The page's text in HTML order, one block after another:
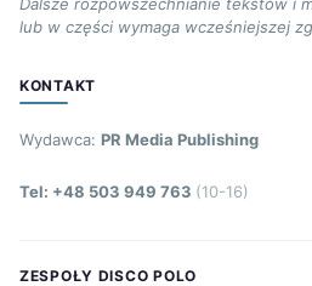
lub w części wymaga wcześniejszej
KONTAKT
Wydawca: PR Media Publishing
Tel: +48 503 949 763 (10-16)
ZESPOŁY DISCO POLO